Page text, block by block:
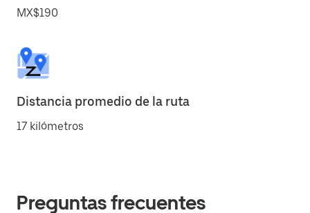
MX$190
Distancia promedio de la ruta
17 kilómetros
Preguntas frecuentes